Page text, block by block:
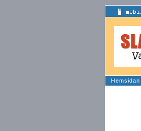
Hemsidan